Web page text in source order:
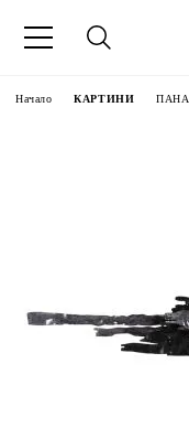
Начало КАРТИНИ ПАНА